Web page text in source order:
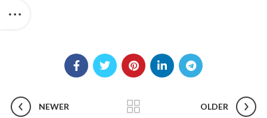
NEWER OLDER